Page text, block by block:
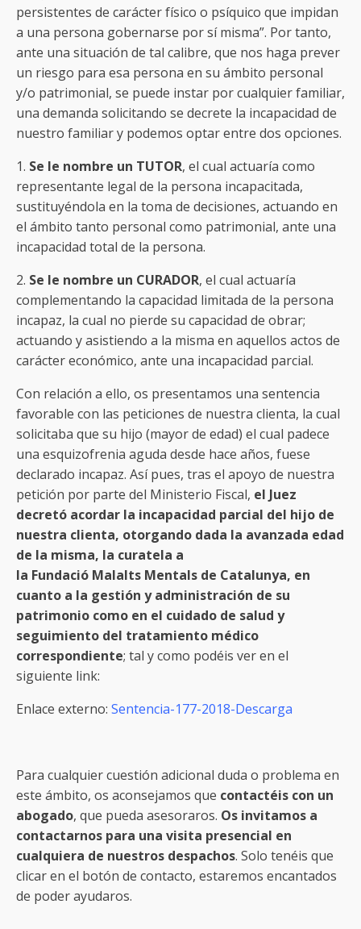
persistentes de carácter físico o psíquico que impidan
a una persona gobernarse por sí misma”. Por tanto,
ante una situación de tal calibre, que nos haga prever
un riesgo para esa persona en su ámbito personal
y/o patrimonial, se puede instar por cualquier familiar,
una demanda solicitando se decrete la incapacidad de
nuestro familiar y podemos optar entre dos opciones.
1. Se le nombre un TUTOR, el cual actuaría como
representante legal de la persona incapacitada,
sustituyéndola en la toma de decisiones, actuando en
el ámbito tanto personal como patrimonial, ante una
incapacidad total de la persona.
2. Se le nombre un CURADOR, el cual actuaría
complementando la capacidad limitada de la persona
incapaz, la cual no pierde su capacidad de obrar;
actuando y asistiendo a la misma en aquellos actos de
carácter económico, ante una incapacidad parcial.
Con relación a ello, os presentamos una sentencia
favorable con las peticiones de nuestra clienta, la cual
solicitaba que su hijo (mayor de edad) el cual padece
una esquizofrenia aguda desde hace años, fuese
declarado incapaz. Así pues, tras el apoyo de nuestra
petición por parte del Ministerio Fiscal, el Juez
decretó acordar la incapacidad parcial del hijo de
nuestra clienta, otorgando dada la avanzada edad
de la misma, la curatela a
la Fundació Malalts Mentals de Catalunya, en
cuanto a la gestión y administración de su
patrimonio como en el cuidado de salud y
seguimiento del tratamiento médico
correspondiente; tal y como podéis ver en el
siguiente link:
Enlace externo: Sentencia-177-2018-Descarga
Para cualquier cuestión adicional duda o problema en
este ámbito, os aconsejamos que contactéis con un
abogado, que pueda asesoraros. Os invitamos a
contactarnos para una visita presencial en
cualquiera de nuestros despachos. Solo tenéis que
clicar en el botón de contacto, estaremos encantados
de poder ayudaros.